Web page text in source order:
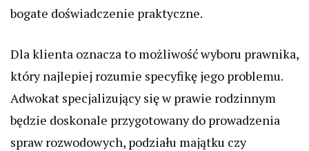
bogate doświadczenie praktyczne.
Dla klienta oznacza to możliwość wyboru prawnika,
który najlepiej rozumie specyfikę jego problemu.
Adwokat specjalizujący się w prawie rodzinnym
będzie doskonale przygotowany do prowadzenia
spraw rozwodowych, podziału majątku czy